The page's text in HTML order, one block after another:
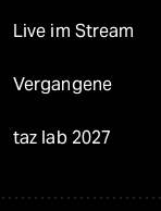
Live im Stream
Vergangene
taz lab 2027